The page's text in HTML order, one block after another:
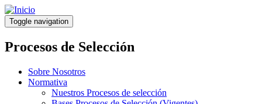
Pasar
al
contenido
principal
Toggle navigation
Procesos de Selección
Sobre Nosotros
Normativa
Nuestros Procesos de selección